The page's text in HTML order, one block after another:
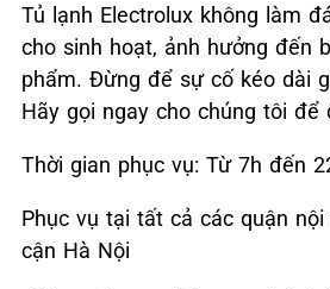
Tủ lạnh Electrolux không làm
cho sinh hoạt, ảnh hưởng đến
phẩm. Đừng để sự cố kéo dài
Hãy gọi ngay cho chúng tôi để
Thời gian phục vụ: Từ 7h đến
Phục vụ tại tất cả các quận
cận Hà Nội